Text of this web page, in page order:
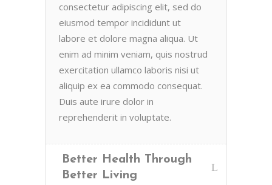
consectetur adipiscing elit, sed do
eiusmod tempor incididunt ut
labore et dolore magna aliqua. Ut
enim ad minim veniam, quis nostrud
exercitation ullamco laboris nisi ut
aliquip ex ea commodo consequat.
Duis aute irure dolor in
reprehenderit in voluptate.
Better Health Through
Better Living